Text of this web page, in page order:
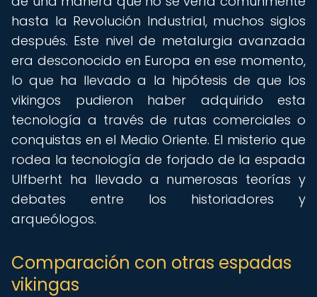
hasta la Revolución Industrial, muchos siglos
después. Este nivel de metalurgia avanzada
era desconocido en Europa en ese momento,
lo que ha llevado a la hipótesis de que los
vikingos pudieron haber adquirido esta
tecnología a través de rutas comerciales o
conquistas en el Medio Oriente. El misterio que
rodea la tecnología de forjado de la espada
Ulfberht ha llevado a numerosas teorías y
debates entre los historiadores y
arqueólogos.
Comparación con otras espadas
vikingas